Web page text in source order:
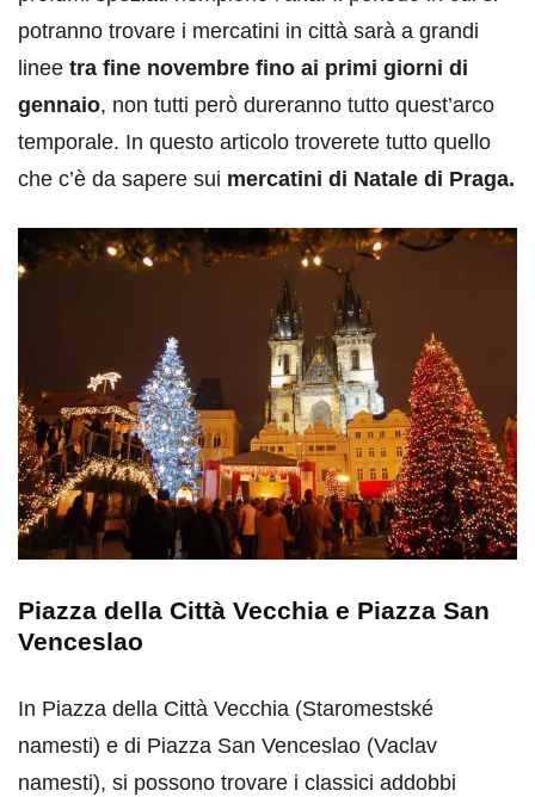
potranno trovare i mercatini in città sarà a grandi
linee tra fine novembre fino ai primi giorni di
gennaio, non tutti però dureranno tutto quest’arco
temporale. In questo articolo troverete tutto quello
che c’è da sapere sui mercatini di Natale di Praga.
Piazza della Città Vecchia e Piazza San
Venceslao
In Piazza della Città Vecchia (Staromestské
namesti) e di Piazza San Venceslao (Vaclav
namesti), si possono trovare i classici addobbi